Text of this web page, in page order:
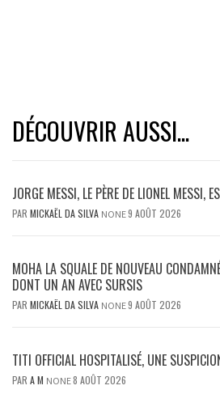
DÉCOUVRIR AUSSI...
JORGE MESSI, LE PÈRE DE LIONEL MESSI,
PAR MICKAËL DA SILVA NONE9 AOÛT 2026
MOHA LA SQUALE DE NOUVEAU
DONT UN AN AVEC SURSIS
PAR MICKAËL DA SILVA NONE9 AOÛT 2026
TITI OFFICIAL HOSPITALISÉ, UNE
PAR A M NONE8 AOÛT 2026